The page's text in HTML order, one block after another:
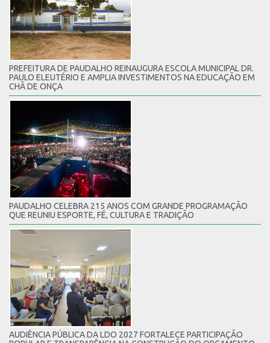
PREFEITURA DE PAUDALHO REINAUGURA ESCOLA MUNICIPAL DR.
PAULO ELEUTÉRIO E AMPLIA INVESTIMENTOS NA EDUCAÇÃO EM
CHÃ DE ONÇA
PAUDALHO CELEBRA 215 ANOS COM GRANDE PROGRAMAÇÃO
QUE REUNIU ESPORTE, FÉ, CULTURA E TRADIÇÃO
AUDIÊNCIA PÚBLICA DA LDO 2027 FORTALECE PARTICIPAÇÃO